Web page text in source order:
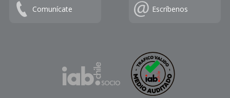
Comunícate Escríbenos